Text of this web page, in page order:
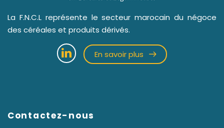
La F.N.C.L représente le secteur marocain du négoce
des céréales et produits dérivés.
En savoir plus
Contactez-nous